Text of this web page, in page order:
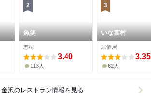
2
魚笑
寿司
3.40
113人
3
いな葉村
居酒屋
3.35
62人
金沢のレストラン情報を見る